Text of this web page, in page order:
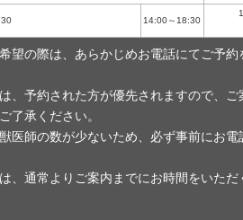
14:00～18:30
望の際は、あらかじめお電話にてご予約
、予約された方が優先されますので、ご
了承ください。
医師の数が少ないため、必ず事前にお電
、通常よりご案内までにお時間をいただ